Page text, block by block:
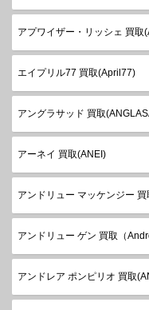
アプワイザー・リッシェ 買
エイプリル77 買取(April77)
アングラサッド 買取
アーネイ 買取(ANEI)
アンドリュー マッケンジー
アンドリュー ゲン 買取（
アンドレア ポンピリオ 買取